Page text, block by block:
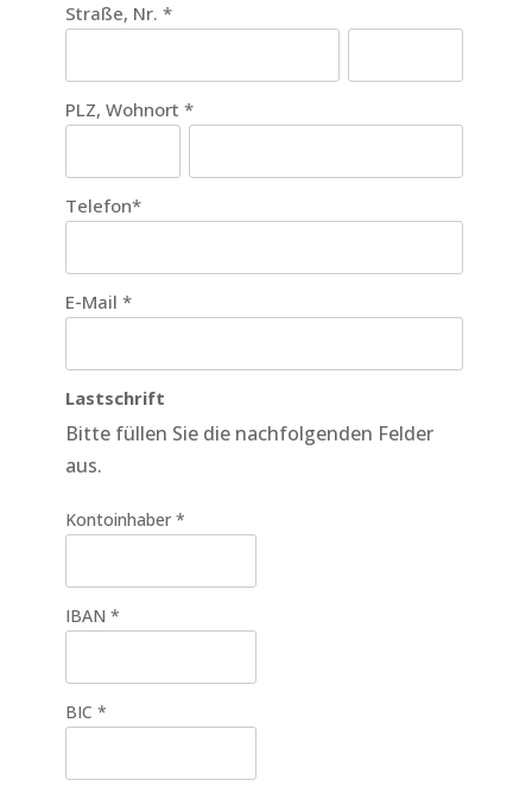
Straße, Nr. *
PLZ, Wohnort *
Telefon*
E-Mail *
Lastschrift
Bitte füllen Sie die nachfolgenden Felder
aus.
Kontoinhaber *
IBAN *
BIC *